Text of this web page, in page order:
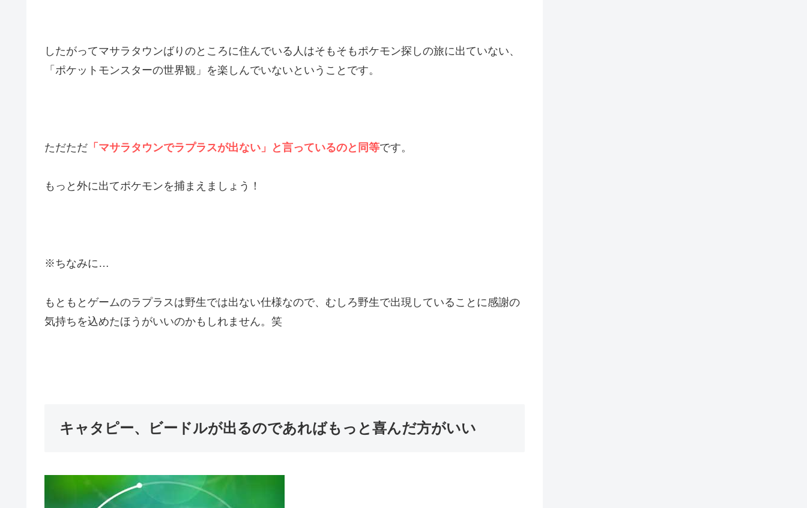
したがってマサラタウンばりのところに住んでいる人はそもそもポケモン探しの旅に出ていない、
「ポケットモンスターの世界観」を楽しんでいないということです。
ただただ 「マサラタウンでラプラスが出ない」と言っているのと同等です。
もっと外に出てポケモンを捕まえましょう！
※ちなみに…
もともとゲームのラプラスは野生では出ない仕様なので、むしろ野生で出現していることに感謝の
気持ちを込めたほうがいいのかもしれません。笑
キャタピー、ビードルが出るのであればもっと喜んだ方がいい